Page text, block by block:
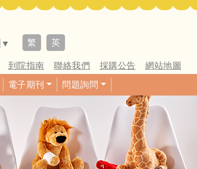
▼ 繁 英
到院指南 聯絡我們 採購公告
網站地圖
電子期刊 問題詢問